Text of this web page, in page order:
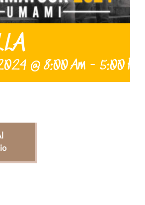
@ 8:00 Am - 5:00 Pm